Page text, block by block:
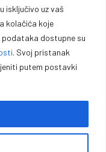
isključivo uz vaš
kolačića koje
dostupne su
. Svoj pristanak
putem postavki
i entuzijaste. U
municiju i prateću
Opći uvjeti poslovanja